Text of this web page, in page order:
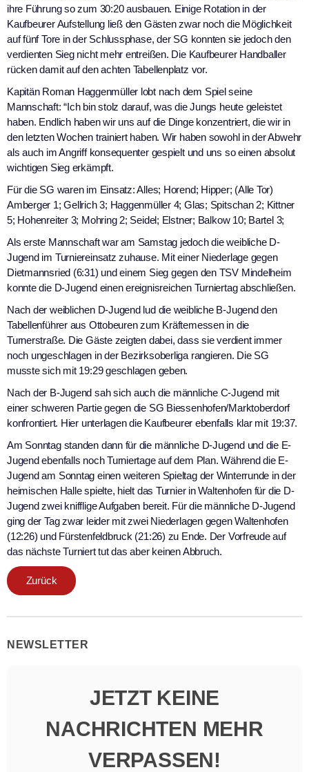
ihre Führung so zum 30:20 ausbauen. Einige Rotation in der
Kaufbeurer Aufstellung ließ den Gästen zwar noch die Möglichkeit
auf fünf Tore in der Schlussphase, der SG konnten sie jedoch den
verdienten Sieg nicht mehr entreißen. Die Kaufbeurer Handballer
rücken damit auf den achten Tabellenplatz vor.
Kapitän Roman Haggenmüller lobt nach dem Spiel seine
Mannschaft: “Ich bin stolz darauf, was die Jungs heute geleistet
haben. Endlich haben wir uns auf die Dinge konzentriert, die wir in
den letzten Wochen trainiert haben. Wir haben sowohl in der Abwehr
als auch im Angriff konsequenter gespielt und uns so einen absolut
wichtigen Sieg erkämpft.
Für die SG waren im Einsatz: Alles; Horend; Hipper; (Alle Tor)
Amberger 1; Gellrich 3; Haggenmüller 4; Glas; Spitschan 2; Kittner
5; Hohenreiter 3; Mohring 2; Seidel; Elstner; Balkow 10; Bartel 3;
Als erste Mannschaft war am Samstag jedoch die weibliche D-
Jugend im Turniereinsatz zuhause. Mit einer Niederlage gegen
Dietmannsried (6:31) und einem Sieg gegen den TSV Mindelheim
konnte die D-Jugend einen ereignisreichen Turniertag abschließen.
Nach der weiblichen D-Jugend lud die weibliche B-Jugend den
Tabellenführer aus Ottobeuren zum Kräftemessen in die
Turnerstraße. Die Gäste zeigten dabei, dass sie verdient immer
noch ungeschlagen in der Bezirksoberliga rangieren. Die SG
musste sich mit 19:29 geschlagen geben.
Nach der B-Jugend sah sich auch die männliche C-Jugend mit
einer schweren Partie gegen die SG Biessenhofen/Marktoberdorf
konfrontiert. Hier unterlagen die Kaufbeurer ebenfalls klar mit 19:37.
Am Sonntag standen dann für die männliche D-Jugend und die E-
Jugend ebenfalls noch Turniertage auf dem Plan. Während die E-
Jugend am Sonntag einen weiteren Spieltag der Winterrunde in der
heimischen Halle spielte, hielt das Turnier in Waltenhofen für die D-
Jugend zwei knifflige Aufgaben bereit. Für die männliche D-Jugend
ging der Tag zwar leider mit zwei Niederlagen gegen Waltenhofen
(12:26) und Fürstenfeldbruck (21:26) zu Ende. Der Vorfreude auf
das nächste Turniert tut das aber keinen Abbruch.
Zurück
NEWSLETTER
JETZT KEINE
NACHRICHTEN MEHR
VERPASSEN!